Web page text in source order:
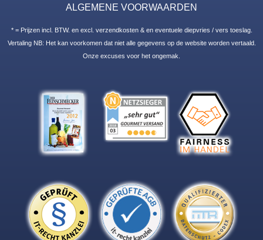
ALGEMENE VOORWAARDEN
* = Prijzen incl. BTW. en excl. verzendkosten & en eventuele diepvries / vers toeslag.
Vertaling NB: Het kan voorkomen dat niet alle gegevens op de website worden vertaald.
Onze excuses voor het ongemak.